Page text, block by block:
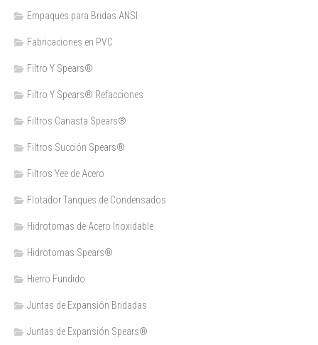
Empaques para Bridas ANSI
Fabricaciones en PVC
Filtro Y Spears®
Filtro Y Spears® Refacciones
Filtros Canasta Spears®
Filtros Succión Spears®
Filtros Yee de Acero
Flotador Tanques de Condensados
Hidrotomas de Acero Inoxidable
Hidrotomas Spears®
Hierro Fundido
Juntas de Expansión Bridadas
Juntas de Expansión Spears®